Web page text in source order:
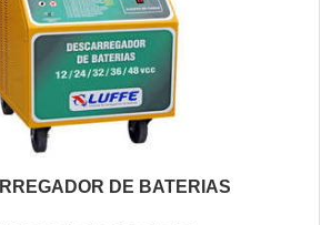
DE BATERIAS